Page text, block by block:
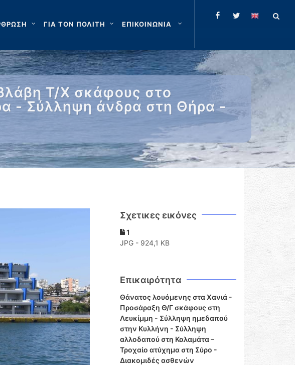
ΓΙΑ ΤΟΝ ΠΟΛΙΤΗ ΕΠΙΚΟΙΝΩΝΙΑ
Τ/Χ σκάφους στο
- Σύλληψη άνδρα στη Θήρα -
Σχετικες εικόνες
1
JPG - 924,1 KB
Επικαιρότητα
Θάνατος λουόμενης στα Χανιά -
Προσάραξη Θ/Γ σκάφους στη
Λευκίμμη - Σύλληψη ημεδαπού
στην Κυλλήνη - Σύλληψη
αλλοδαπού στη Καλαμάτα –
Τροχαίο ατύχημα στη Σύρο -
Διακομιδές ασθενών